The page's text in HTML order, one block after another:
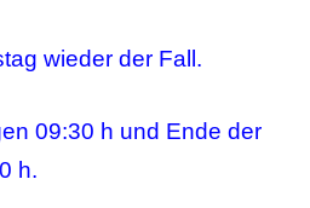
wieder der Fall.
09:30 h und Ende der
h.